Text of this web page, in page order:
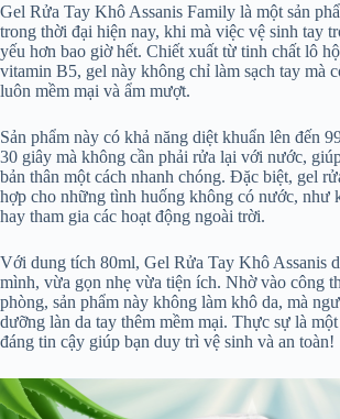
Gel Rửa Tay Khô Assanis Family là một sản
trong thời đại hiện nay, khi mà việc vệ sinh tay
yếu hơn bao giờ hết. Chiết xuất từ tinh chất lô
vitamin B5, gel này không chỉ làm sạch tay mà
luôn mềm mại và ẩm mượt.
Sản phẩm này có khả năng diệt khuẩn lên đến
30 giây mà không cần phải rửa lại với nước,
bản thân một cách nhanh chóng. Đặc biệt, gel
hợp cho những tình huống không có nước, như
hay tham gia các hoạt động ngoài trời.
Với dung tích 80ml, Gel Rửa Tay Khô Assanis
mình, vừa gọn nhẹ vừa tiện ích. Nhờ vào công
phòng, sản phẩm này không làm khô da, mà
dưỡng làn da tay thêm mềm mại. Thực sự là
đáng tin cậy giúp bạn duy trì vệ sinh và an toàn!